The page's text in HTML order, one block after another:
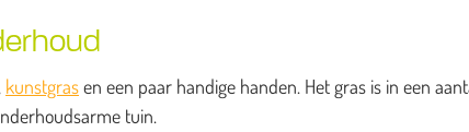
kunstgrasen een paar handige handen. Het gras is in een
tuin.